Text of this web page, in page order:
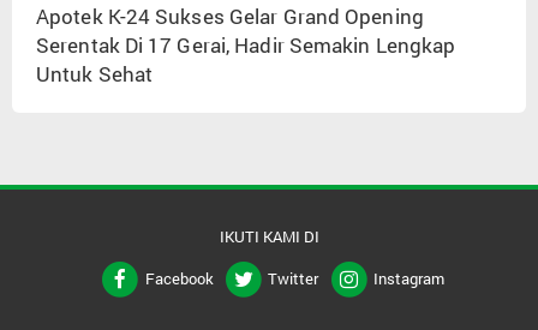
Apotek K-24 Sukses Gelar Grand Opening
Serentak Di 17 Gerai, Hadir Semakin Lengkap
Untuk Sehat
IKUTI KAMI DI
Facebook
Twitter Instagram